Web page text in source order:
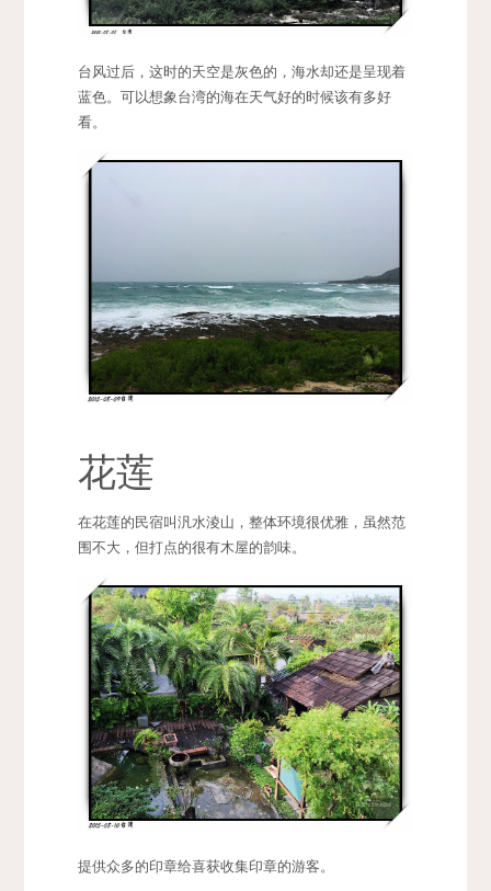
台风过后，这时的天空是灰色的，海水却还是呈现着
蓝色。可以想象台湾的海在天气好的时候该有多好
看。
花莲
在花莲的民宿叫汎水淩山，整体环境很优雅，虽然范
围不大，但打点的很有木屋的韵味。
提供众多的印章给喜获收集印章的游客。